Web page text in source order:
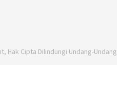
Hak Cipta Dilindungi Undang-Undang